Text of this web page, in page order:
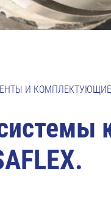
И КОМПЛЕКТУЮЩИЕ